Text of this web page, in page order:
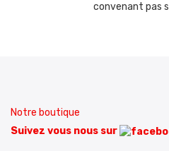
convenant pas
Notre boutique
Suivez vous nous sur